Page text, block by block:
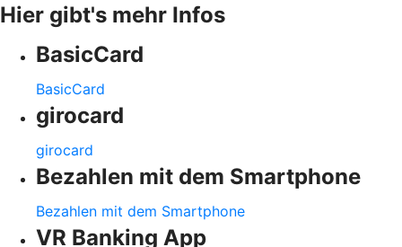
Hier gibt's mehr Infos
BasicCard
BasicCard
girocard
girocard
Bezahlen mit dem Smartphone
Bezahlen mit dem Smartphone
VR Banking App